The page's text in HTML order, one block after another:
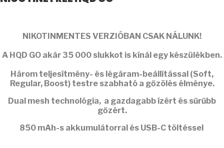
NIKOTINMENTES VERZIÓBAN CSAK NÁLUNK!
A HQD GO akár 35 000 slukkot is kínál egy készülékben.
Három teljesítmény- és légáram-beállítással (Soft,
Regular, Boost) testre szabható a gőzölés élménye.
Dual mesh technológia, a gazdagabb ízért és sűrűbb
gőzért.
850 mAh-s akkumulátorral és USB-C töltéssel